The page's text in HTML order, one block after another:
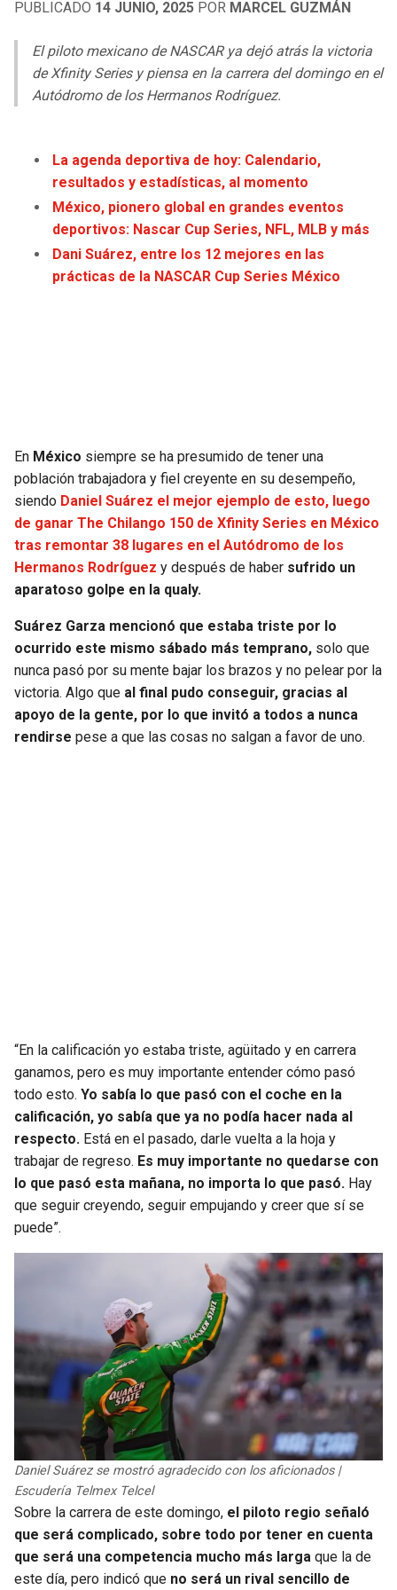
LIGA DE EXPANSIÓN MX
LEAGUES CUP
UEFA EUROPA LEAGUE
UEFA CONFERENCE LEAGUE
MLS
COPA SUDAMERICANA
LIGA BETPLAY
OTRAS LIGAS
RAIDERS
CHARGERS
BENGALS
BROWNS
STEELERS
TITANS
COWBOYS
GIANTS
EAGLES
COMMANDERS
CARDINALS
RAMS
FALCONS
BUCCANEERS
CAVALIERS
PISTONS
BUCKS
HAWKS
HORNETS
WARRIORS
CLIPPERS
LAKERS
SUNS
KINGS
MAVERICKS
ROCKETS
TRAIL BLAZERS
PUBLICADO 14 JUNIO, 2025 POR MARCEL GUZMÁN
El piloto mexicano de NASCAR ya dejó atrás la victoria
de Xfinity Series y piensa en la carrera del domingo en el
Autódromo de los Hermanos Rodríguez.
La agenda deportiva de hoy: Calendario,
resultados y estadísticas, al momento
México, pionero global en grandes eventos
deportivos: Nascar Cup Series, NFL, MLB y más
Dani Suárez, entre los 12 mejores en las
prácticas de la NASCAR Cup Series México
En México siempre se ha presumido de tener una
población trabajadora y fiel creyente en su desempeño,
siendo Daniel Suárez el mejor ejemplo de esto, luego
de ganar The Chilango 150 de Xfinity Series en México
tras remontar 38 lugares en el Autódromo de los
Hermanos Rodríguez y después de haber sufrido un
aparatoso golpe en la qualy.
Suárez Garza mencionó que estaba triste por lo
ocurrido este mismo sábado más temprano, solo que
nunca pasó por su mente bajar los brazos y no pelear por la
victoria. Algo que al final pudo conseguir, gracias al
apoyo de la gente, por lo que invitó a todos a nunca
rendirse pese a que las cosas no salgan a favor de uno.
“En la calificación yo estaba triste, agüitado y en carrera
ganamos, pero es muy importante entender cómo pasó
todo esto. Yo sabía lo que pasó con el coche en la
calificación, yo sabía que ya no podía hacer nada al
respecto. Está en el pasado, darle vuelta a la hoja y
trabajar de regreso. Es muy importante no quedarse con
lo que pasó esta mañana, no importa lo que pasó. Hay
que seguir creyendo, seguir empujando y creer que sí se
puede”.
Daniel Suárez se mostró agradecido con los aficionados |
Escudería Telmex Telcel
Sobre la carrera de este domingo, el piloto regio señaló
que será complicado, sobre todo por tener en cuenta
que será una competencia mucho más larga que la de
este día, pero indicó que no será un rival sencillo de